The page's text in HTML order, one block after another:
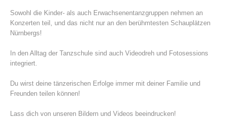
Sowohl die Kinder- als auch Erwachsenentanzgruppen nehmen an
Konzerten teil, und das nicht nur an den berühmtesten Schauplätzen
Nürnbergs!
In den Alltag der Tanzschule sind auch Videodreh und Fotosessions
integriert.
Du wirst deine tänzerischen Erfolge immer mit deiner Familie und
Freunden teilen können!
Lass dich von unseren Bildern und Videos beeindrucken!